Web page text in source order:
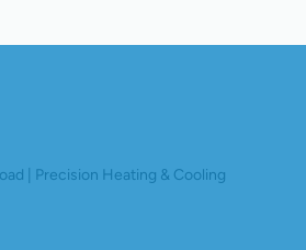
Home Blog Por Qué Su Bomba De